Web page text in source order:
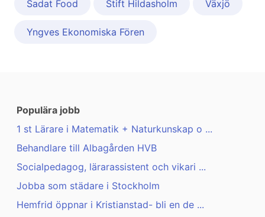
Sadat Food Stift Hildasholm Växjö
Yngves Ekonomiska Fören
Populära jobb
1 st Lärare i Matematik + Naturkunskap o ...
Behandlare till Albagården HVB
Socialpedagog, lärarassistent och vikari ...
Jobba som städare i Stockholm
Hemfrid öppnar i Kristianstad- bli en de ...